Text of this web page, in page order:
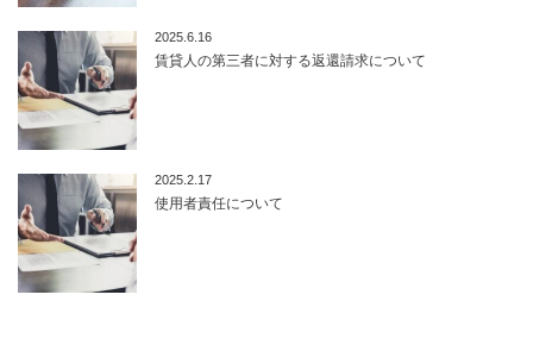
2025.6.16
賃貸人の第三者に対する返還請求について
2025.2.17
使用者責任について